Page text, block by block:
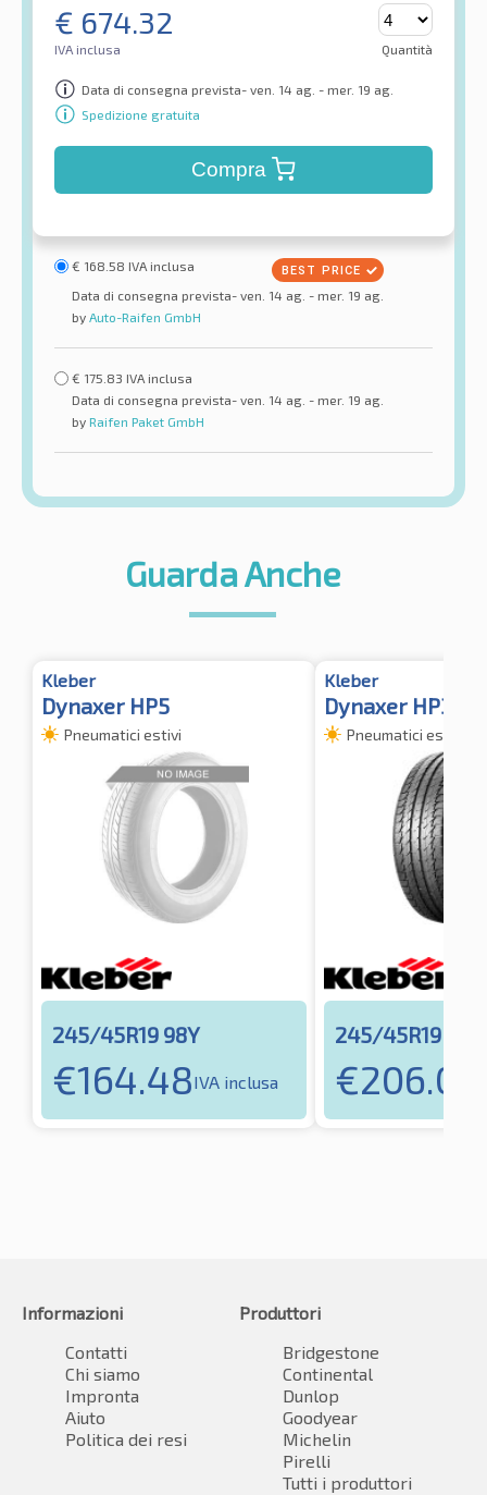
€ 674.32
IVA inclusa Quantità
Data di consegna prevista- ven. 14 ag. - mer. 19 ag.
Spedizione gratuita
Compra
€ 168.58 IVA inclusa
Data di consegna prevista- ven. 14 ag. - mer. 19 ag.
by Auto-Raifen GmbH
€ 175.83 IVA inclusa
Data di consegna prevista- ven. 14 ag. - mer. 19 ag.
by Raifen Paket GmbH
Guarda Anche
Kleber
Dynaxer HP5
Pneumatici estivi
245/45R19 98Y
€164.48IVA inclusa
Kleber
Dynaxer HP3 XL
Pneumatici estivi
245/45R19
€206.07
Informazioni
Contatti
Chi siamo
Impronta
Aiuto
Politica dei resi
Produttori
Bridgestone
Continental
Dunlop
Goodyear
Michelin
Pirelli
Tutti i produttori